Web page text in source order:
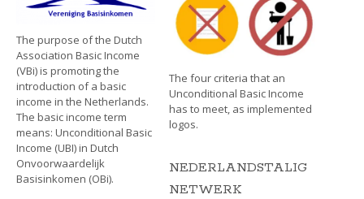
The purpose of the Dutch
Association Basic Income
(VBi) is promoting the
introduction of a basic
income in the Netherlands.
The basic income term
means: Unconditional Basic
Income (UBI) in Dutch
Onvoorwaardelijk
Basisinkomen (OBi).
The four criteria that an
Unconditional Basic Income
has to meet, as implemented
logos.
NEDERLANDSTALIG
NETWERK